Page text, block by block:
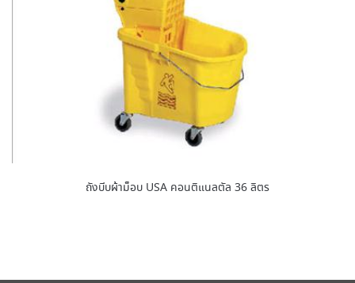
ถังบีบผ้าม็อบ USA คอนติแนลตัล 36 ลิตร